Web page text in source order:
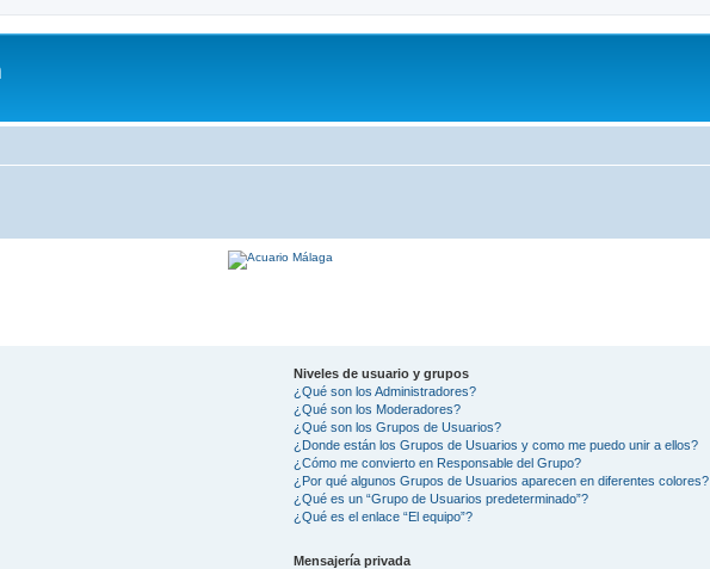
Niveles de usuario y grupos
¿Qué son los Administradores?
¿Qué son los Moderadores?
¿Qué son los Grupos de Usuarios?
¿Donde están los Grupos de Usuarios y como me puedo unir a ellos?
¿Cómo me convierto en Responsable del Grupo?
¿Por qué algunos Grupos de Usuarios aparecen en diferentes colores?
¿Qué es un “Grupo de Usuarios predeterminado”?
¿Qué es el enlace “El equipo”?
Mensajería privada